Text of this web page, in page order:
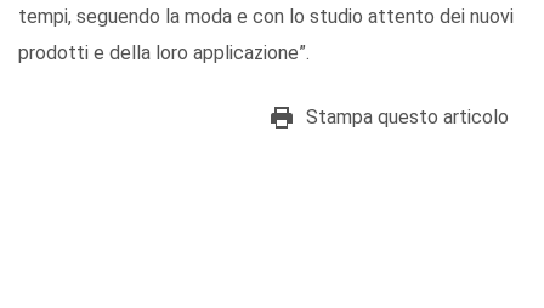
tempi, seguendo la moda e con lo studio attento dei nuovi
prodotti e della loro applicazione”.
Stampa questo articolo